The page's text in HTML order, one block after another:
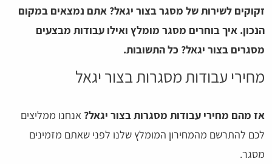
זקוקים לשירות של מסגר בצור יגאל? אתם נמצאים במקום
הנכון. איך בוחרים מסגר מומלץ ואילו עבודות מבצעים
מסגרים בצור יגאל? כל התשובות.
מחירי עבודות מסגרות בצור יגאל
אז מהם מחירי עבודות מסגרות בצור יגאל? אנחנו ממליצים
לכם להתרשם מהמחירון המומלץ שלנו לפני שאתם מזמינים
מסגר.